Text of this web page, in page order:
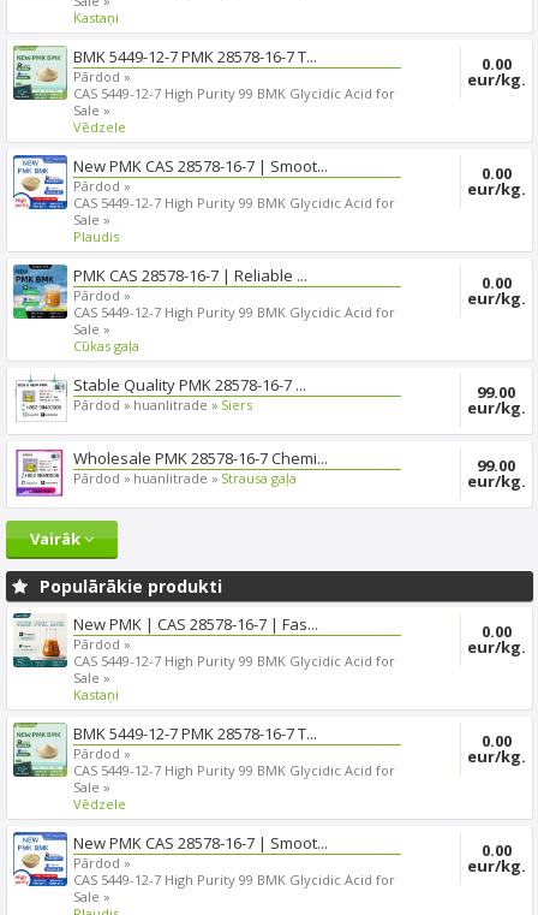
Kastaņi
BMK 5449-12-7 PMK 28578-16-7 T...
Pārdod »
CAS 5449-12-7 High Purity 99 BMK Glycidic Acid for
Sale »
Vēdzele
0.00
eur/kg.
New PMK CAS 28578-16-7 | Smoot...
Pārdod »
CAS 5449-12-7 High Purity 99 BMK Glycidic Acid for
Sale »
Plaudis
0.00
eur/kg.
PMK CAS 28578-16-7 | Reliable ...
Pārdod »
CAS 5449-12-7 High Purity 99 BMK Glycidic Acid for
Sale »
Cūkas gaļa
0.00
eur/kg.
Stable Quality PMK 28578-16-7 ...
Pārdod » huanlitrade » Siers
99.00
eur/kg.
Wholesale PMK 28578-16-7 Chemi...
Pārdod » huanlitrade » Strausa gaļa
99.00
eur/kg.
Vairāk
Populārākie produkti
New PMK | CAS 28578-16-7 | Fas...
Pārdod »
CAS 5449-12-7 High Purity 99 BMK Glycidic Acid for
Sale »
Kastaņi
0.00
eur/kg.
BMK 5449-12-7 PMK 28578-16-7 T...
Pārdod »
CAS 5449-12-7 High Purity 99 BMK Glycidic Acid for
Sale »
Vēdzele
0.00
eur/kg.
New PMK CAS 28578-16-7 | Smoot...
Pārdod »
CAS 5449-12-7 High Purity 99 BMK Glycidic Acid for
Sale »
0.00
eur/kg.